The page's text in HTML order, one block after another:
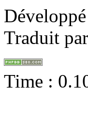
Traduit par
Time :